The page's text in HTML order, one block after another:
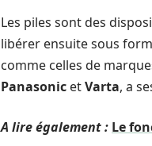
Les piles sont des
libérer ensuite sous
comme celles de
Panasonic etVarta, a
A lire également : Le